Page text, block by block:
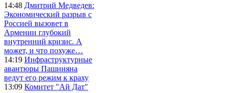
14:48 Дмитрий Медведев:
Экономический разрыв с
Россией вызовет в
Армении глубокий
внутренний кризис. А
может, и что похуже…
14:19 Инфраструктурные
авантюры Пашиняна
ведут его режим к краху
13:09 Комитет "Ай Дат"